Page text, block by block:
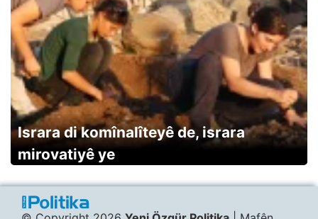
Israra di komînalîteyê de, israra
mirovatiyê ye